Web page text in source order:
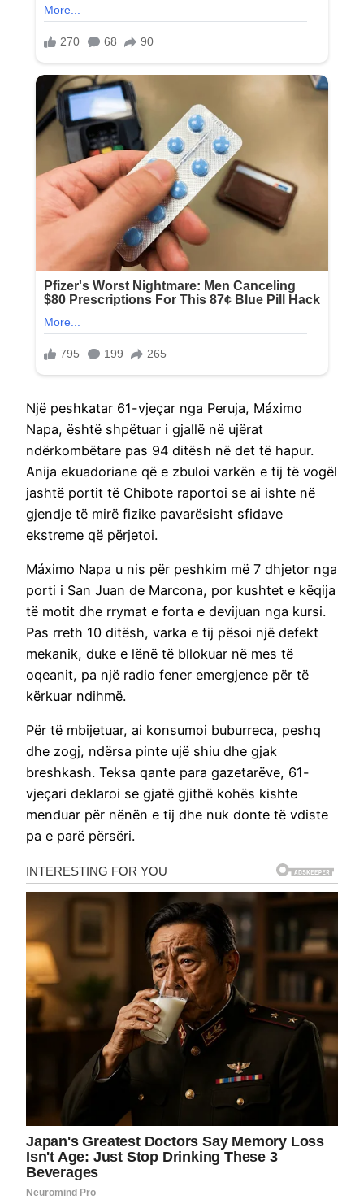
Një peshkatar 61-vjeçar nga Peruja, Máximo
Napa, është shpëtuar i gjallë në ujërat
ndërkombëtare pas 94 ditësh në det të hapur.
Anija ekuadoriane që e zbuloi varkën e tij të vogël
jashtë portit të Chibote raportoi se ai ishte në
gjendje të mirë fizike pavarësisht sfidave
ekstreme që përjetoi.
Máximo Napa u nis për peshkim më 7 dhjetor nga
porti i San Juan de Marcona, por kushtet e këqija
të motit dhe rrymat e forta e devijuan nga kursi.
Pas rreth 10 ditësh, varka e tij pësoi një defekt
mekanik, duke e lënë të bllokuar në mes të
oqeanit, pa një radio fener emergjence për të
kërkuar ndihmë.
Për të mbijetuar, ai konsumoi buburreca, peshq
dhe zogj, ndërsa pinte ujë shiu dhe gjak
breshkash. Teksa qante para gazetarëve, 61-
vjeçari deklaroi se gjatë gjithë kohës kishte
menduar për nënën e tij dhe nuk donte të vdiste
pa e parë përsëri.